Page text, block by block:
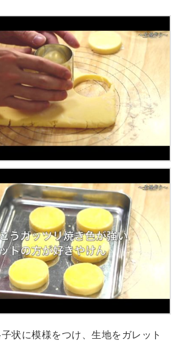
状に模様をつけ、生地をガレット